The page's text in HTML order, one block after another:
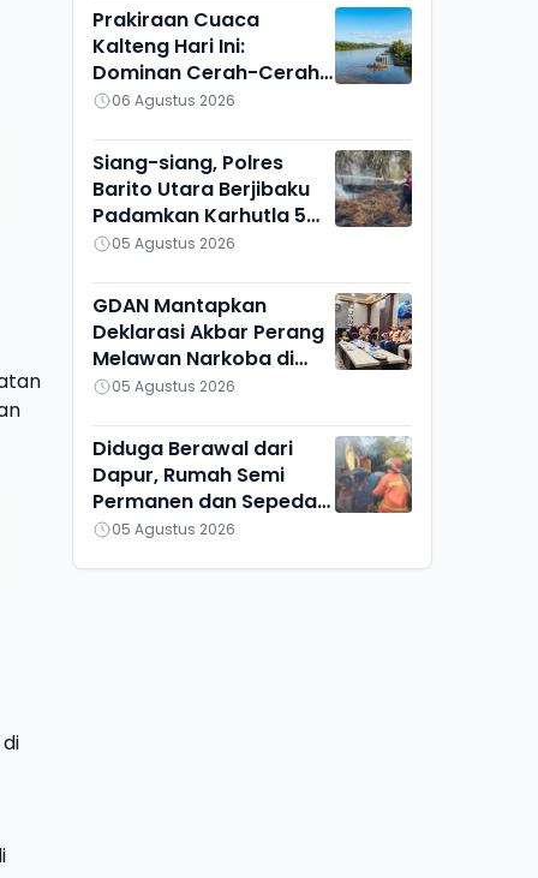
Prakiraan Cuaca
Kalteng Hari Ini:
Dominan Cerah-Cerah
Berawan, Gunung Mas
06 Agustus 2026
Siang-siang, Polres
Barito Utara Berjibaku
Padamkan Karhutla 5
Hektare di Bintang
05 Agustus 2026
GDAN Mantapkan
Deklarasi Akbar Perang
Melawan Narkoba di
Kalteng
05 Agustus 2026
Diduga Berawal dari
Dapur, Rumah Semi
Permanen dan Sepeda
Motor di Ketapang
05 Agustus 2026